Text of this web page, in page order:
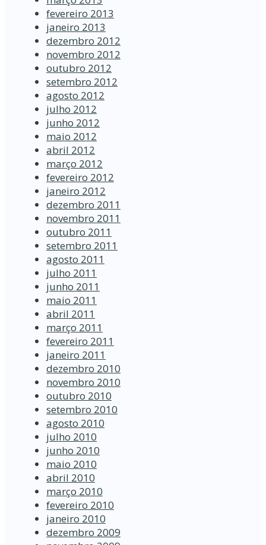
fevereiro 2013
janeiro 2013
dezembro 2012
novembro 2012
outubro 2012
setembro 2012
agosto 2012
julho 2012
junho 2012
maio 2012
abril 2012
março 2012
fevereiro 2012
janeiro 2012
dezembro 2011
novembro 2011
outubro 2011
setembro 2011
agosto 2011
julho 2011
junho 2011
maio 2011
abril 2011
março 2011
fevereiro 2011
janeiro 2011
dezembro 2010
novembro 2010
outubro 2010
setembro 2010
agosto 2010
julho 2010
junho 2010
maio 2010
abril 2010
março 2010
fevereiro 2010
janeiro 2010
dezembro 2009